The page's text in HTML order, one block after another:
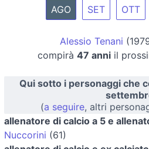
AGO
SET OTT
Alessio Tenani
compirà 47 anniil
Qui sotto i personaggi che
(a seguire, altri
allenatore di calcio a 5 e
Nuccorini (61)